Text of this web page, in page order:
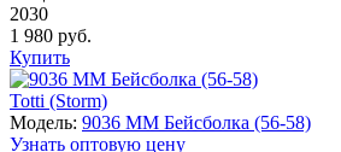
2030
1 980 руб.
Купить
Totti (Storm)
Модель: 9036 MM Бейсболка (56-58)
Узнать оптовую цену